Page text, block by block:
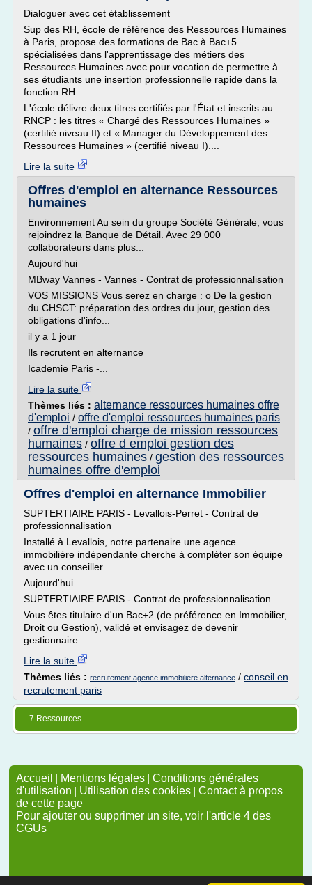
Dialoguer avec cet établissement
Sup des RH, école de référence des Ressources Humaines
à Paris, propose des formations de Bac à Bac+5
spécialisées dans l'apprentissage des métiers des
Ressources Humaines avec pour vocation de permettre à
ses étudiants une insertion professionnelle rapide dans la
fonction RH.
L'école délivre deux titres certifiés par l'État et inscrits au
RNCP : les titres « Chargé des Ressources Humaines »
(certifié niveau II) et « Manager du Développement des
Ressources Humaines » (certifié niveau I)....
Lire la suite
Offres d'emploi en alternance Ressources
humaines
Environnement Au sein du groupe Société Générale, vous
rejoindrez la Banque de Détail. Avec 29 000
collaborateurs dans plus...
Aujourd'hui
MBway Vannes - Vannes - Contrat de professionnalisation
VOS MISSIONS Vous serez en charge : o De la gestion
du CHSCT: préparation des ordres du jour, gestion des
obligations d'info...
il y a 1 jour
Ils recrutent en alternance
Icademie Paris -...
Lire la suite
Thèmes liés : alternance ressources humaines offre
d'emploi / offre d'emploi ressources humaines paris
/ offre d'emploi charge de mission ressources
humaines / offre d emploi gestion des
ressources humaines / gestion des ressources
humaines offre d'emploi
Offres d'emploi en alternance Immobilier
SUPTERTIAIRE PARIS - Levallois-Perret - Contrat de
professionnalisation
Installé à Levallois, notre partenaire une agence
immobilière indépendante cherche à compléter son équipe
avec un conseiller...
Aujourd'hui
SUPTERTIAIRE PARIS - Contrat de professionnalisation
Vous êtes titulaire d'un Bac+2 (de préférence en Immobilier,
Droit ou Gestion), validé et envisagez de devenir
gestionnaire...
Lire la suite
Thèmes liés : recrutement agence immobiliere alternance / conseil en
recrutement paris
7 Ressources
Accueil | Mentions légales | Conditions générales
d'utilisation | Utilisation des cookies | Contact à propos
de cette page
Pour ajouter ou supprimer un site, voir l'article 4 des
CGUs